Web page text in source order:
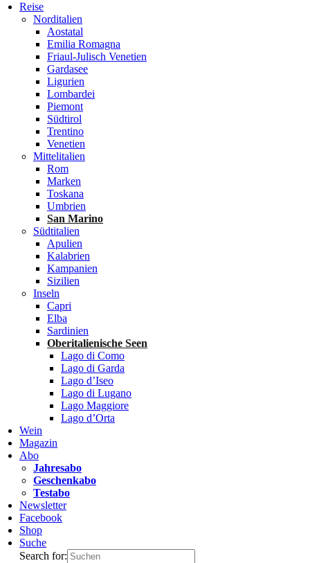
Reise
Norditalien
Aostatal
Emilia Romagna
Friaul-Julisch Venetien
Gardasee
Ligurien
Lombardei
Piemont
Südtirol
Trentino
Venetien
Mittelitalien
Rom
Marken
Toskana
Umbrien
San Marino
Südtitalien
Apulien
Kalabrien
Kampanien
Sizilien
Inseln
Capri
Elba
Sardinien
Oberitalienische Seen
Lago di Como
Lago di Garda
Lago d’Iseo
Lago di Lugano
Lago Maggiore
Lago d’Orta
Wein
Magazin
Abo
Jahresabo
Geschenkabo
Testabo
Newsletter
Facebook
Shop
Suche
Search for: